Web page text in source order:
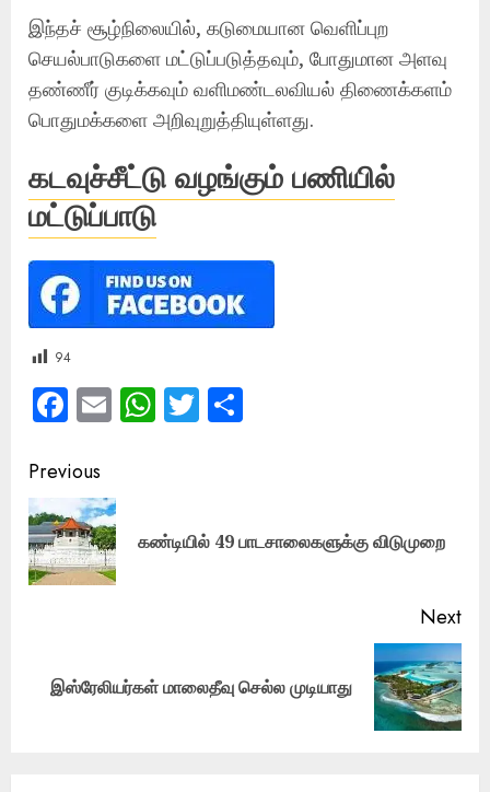
இந்தச் சூழ்நிலையில், கடுமையான வெளிப்புற
செயல்பாடுகளை மட்டுப்படுத்தவும், போதுமான அளவு
தண்ணீர் குடிக்கவும் வளிமண்டலவியல் திணைக்களம்
பொதுமக்களை அறிவுறுத்தியுள்ளது.
கடவுச்சீட்டு வழங்கும் பணியில்
மட்டுப்பாடு
94
Facebook
EmailWhatsApp
Twitter
Post
navigation
Previous
கண்டியில் 49 பாடசாலைகளுக்கு விடுமுறை
Next
Next
இஸ்ரேலியர்கள் மாலைதீவு செல்ல முடியாது